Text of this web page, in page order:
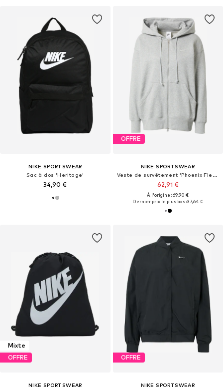
NIKE SPORTSWEAR
Sac à dos 'Heritage'
34,90 €
OFFRE
NIKE SPORTSWEAR
Veste de survêtement 'Phoenix Fleece'
62,91 €
À l'origine : 69,90 €
Dernier prix le plus bas :37,64 €
Mixte
OFFRE
NIKE SPORTSWEAR
OFFRE
NIKE SPORTSWEAR